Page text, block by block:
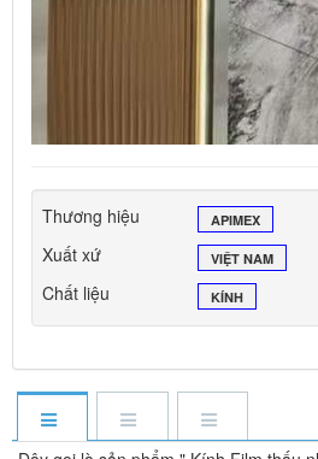
Thương hiệu APIMEX
Xuất xứ VIỆT NAM
Chất liệu KÍNH